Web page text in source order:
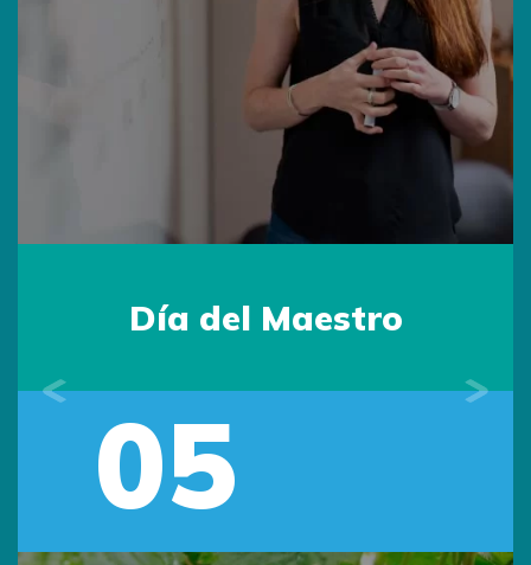
Día del Maestro
05
Previous Next